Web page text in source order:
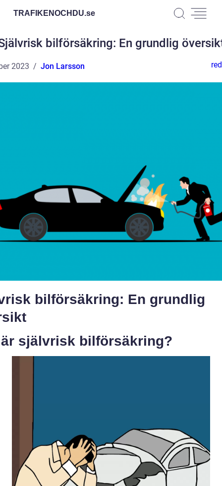
TRAFIKENOCHDU.se
bilförsäkring: En grundlig
2023 Jon Larsson
bilförsäkring: En grundlig
är självrisk bilförsäkring?